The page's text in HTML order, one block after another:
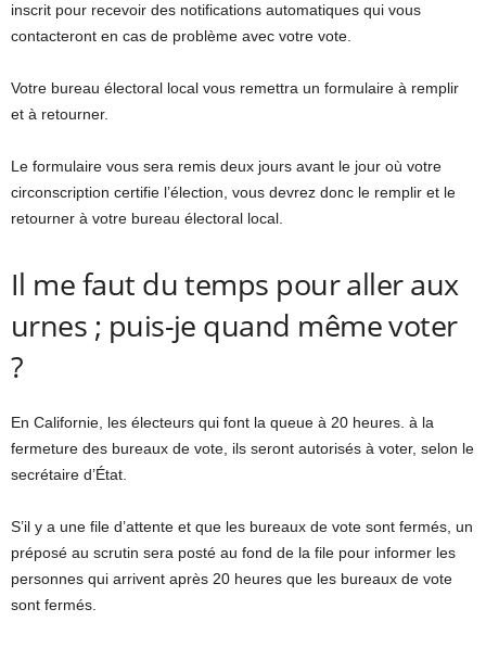
inscrit pour recevoir des notifications automatiques qui vous
contacteront en cas de problème avec votre vote.
Votre bureau électoral local vous remettra un formulaire à remplir
et à retourner.
Le formulaire vous sera remis deux jours avant le jour où votre
circonscription certifie l’élection, vous devrez donc le remplir et le
retourner à votre bureau électoral local.
Il me faut du temps pour aller aux
urnes ; puis-je quand même voter
?
En Californie, les électeurs qui font la queue à 20 heures. à la
fermeture des bureaux de vote, ils seront autorisés à voter, selon le
secrétaire d’État.
S’il y a une file d’attente et que les bureaux de vote sont fermés, un
préposé au scrutin sera posté au fond de la file pour informer les
personnes qui arrivent après 20 heures que les bureaux de vote
sont fermés.